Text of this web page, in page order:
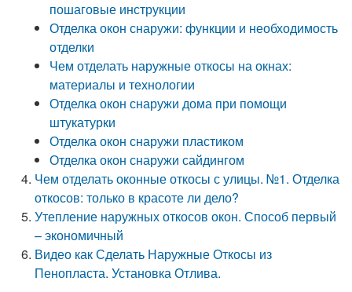
пошаговые инструкции
Отделка окон снаружи: функции и необходимость
отделки
Чем отделать наружные откосы на окнах:
материалы и технологии
Отделка окон снаружи дома при помощи
штукатурки
Отделка окон снаружи пластиком
Отделка окон снаружи сайдингом
Чем отделать оконные откосы с улицы. №1. Отделка
откосов: только в красоте ли дело?
Утепление наружных откосов окон. Способ первый
– экономичный
Видео как Сделать Наружные Откосы из
Пенопласта. Установка Отлива.